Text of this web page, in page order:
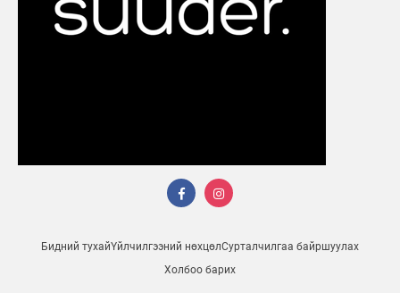
Бидний тухайҮйлчилгээний нөхцөлСурталчилгаа байршуулах
Холбоо барих